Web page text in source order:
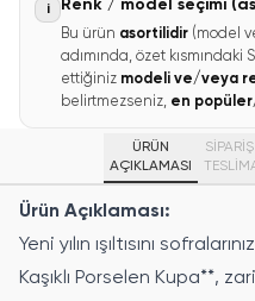
i Renk / model seçimi
Bu ürün asortilidir (model
adımında, özet
ettiğiniz modeli ve/veya
belirtmezseniz, en
ÜRÜN
AÇIKLAMASI
Ürün Açıklaması:
Yeni yılın ışıltısını
Kaşıklı Porselen Kupa**,